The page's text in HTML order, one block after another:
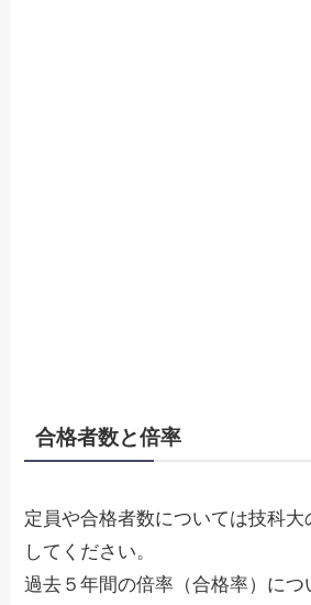
合格者数と倍率
定員や合格者数については技科大
してください。
過去５年間の倍率（合格率）につ